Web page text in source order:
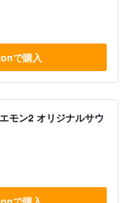
で購入
モン2 オリジナルサウ